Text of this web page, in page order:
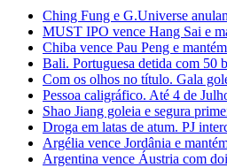
Ching Fung e G.Universe
MUST IPO vence Hang Sai e
Chiba vence Pau Peng e
Bali. Portuguesa detida com 50
Com os olhos no título. Gala
Pessoa caligráfico. Até 4 de
Shao Jiang goleia e segura
Droga em latas de atum. PJ
Argélia vence Jordânia e
Argentina vence Áustria com